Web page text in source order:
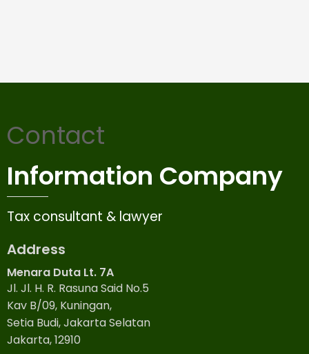
Contact
Information Company
Tax consultant & lawyer
Address
Menara Duta Lt. 7A
Jl. Jl. H. R. Rasuna Said No.5
Kav B/09, Kuningan,
Setia Budi, Jakarta Selatan
Jakarta, 12910